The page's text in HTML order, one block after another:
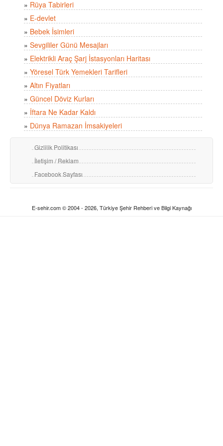
» Rüya Tabirleri
» E-devlet
» Bebek İsimleri
» Sevgililer Günü Mesajları
» Elektrikli Araç Şarj İstasyonları Haritası
» Yöresel Türk Yemekleri Tarifleri
» Altın Fiyatları
» Güncel Döviz Kurları
» İftara Ne Kadar Kaldı
» Dünya Ramazan İmsakiyeleri
Gizlilik Politikası
İletişim / Reklam
Facebook Sayfası
E-sehir.com © 2004 - 2026, Türkiye Şehir Rehberi ve Bilgi Kaynağı